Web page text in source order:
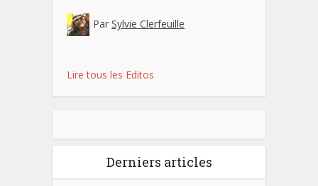
Par Sylvie Clerfeuille
Lire tous les Editos
Derniers articles